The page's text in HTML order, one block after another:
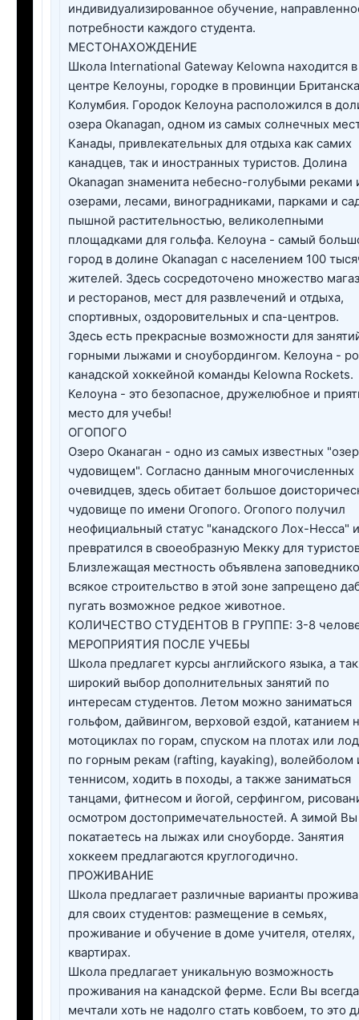
индивидуализированное обучение,
потребности каждого студента.
МЕСТОНАХОЖДЕНИЕ
Школа International Gateway Kelowna находится в
центре Келоуны, городке в провинции
Колумбия. Городок Келоуна расположился в
озера Okanagan, одном из самых солнечных
Канады, привлекательных для отдыха как самих
канадцев, так и иностранных туристов. Долина
Okanagan знаменита небесно-голубыми реками
озерами, лесами, виноградниками, парками и
пышной растительностью, великолепными
площадками для гольфа. Келоуна - самый
город в долине Okanagan с населением 100
жителей. Здесь сосредоточено множество
и ресторанов, мест для развлечений и отдыха,
спортивных, оздоровительных и спа-центров.
Здесь есть прекрасные возможности для
горными лыжами и сноубордингом. Келоуна -
канадской хоккейной команды Kelowna Rockets.
Келоуна - это безопасное, дружелюбное и
место для учебы!
ОГОПОГО
Озеро Оканаган - одно из самых известных
чудовищем". Согласно данным многочисленных
очевидцев, здесь обитает большое
чудовище по имени Огопого. Огопого получил
неофициальный статус "канадского Лох-Несса" и
превратился в своеобразную Мекку для
Близлежащая местность объявлена
всякое строительство в этой зоне запрещено
пугать возможное редкое животное.
КОЛИЧЕСТВО СТУДЕНТОВ В ГРУППЕ: 3-8
МЕРОПРИЯТИЯ ПОСЛЕ УЧЕБЫ
Школа предлагет курсы английского языка, а
широкий выбор дополнительных занятий по
интересам студентов. Летом можно заниматься
гольфом, дайвингом, верховой ездой, катанием
мотоциклах по горам, спуском на плотах или
по горным рекам (rafting, kayaking), волейболом
теннисом, ходить в походы, а также заниматься
танцами, фитнесом и йогой, серфингом,
осмотром достопримечательностей. А зимой Вы
покатаетесь на лыжах или сноуборде. Занятия
хоккеем предлагаются круглогодично.
ПРОЖИВАНИЕ
Школа предлагает различные варианты
для своих студентов: размещение в семьях,
проживание и обучение в доме учителя, отелях,
квартирах.
Школа предлагает уникальную возможность
проживания на канадской ферме. Если Вы всегда
мечтали хоть не надолго стать ковбоем, то это